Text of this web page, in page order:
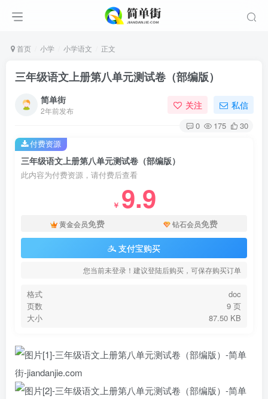
首页 小学 小学语文 正文
三年级语文上册第八单元测试卷（部编版）
简单街
2年前发布 关注 私信
0 175 30
三年级语文上册第八单元测试卷（部编版）
此内容为付费资源，请付费后查看
￥ 9.9
黄金会员免费 钻石会员免费
支付宝购买
您当前未登录！建议登陆后购买，可保存购买订单
格式
doc
页数
9 页
大小
87.50 KB
付费资源